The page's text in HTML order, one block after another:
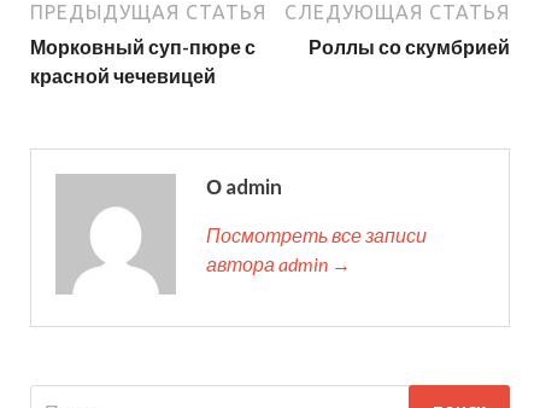
ПРЕДЫДУЩАЯ СТАТЬЯ
Морковный суп-пюре с
красной чечевицей
СЛЕДУЮЩАЯ СТАТЬЯ
Роллы со скумбрией
О admin
Посмотреть все записи
автора admin →